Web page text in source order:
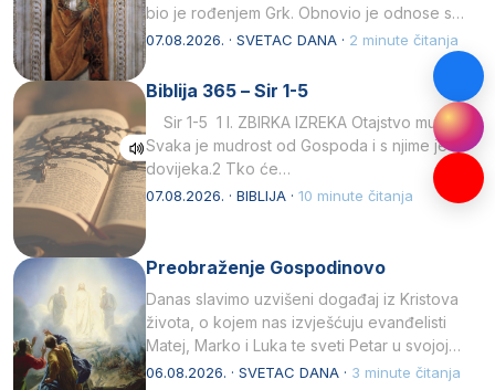
bio je rođenjem Grk. Obnovio je odnose s
afričkim…
07.08.2026. · SVETAC DANA · 2 minute čitanja
Biblija 365 – Sir 1-5
Sir 1-5 1 I. ZBIRKA IZREKA Otajstvo mudrosti
Svaka je mudrost od Gospoda i s njime je
dovijeka.2 Tko će…
07.08.2026. · BIBLIJA · 10 minute čitanja
Preobraženje Gospodinovo
Danas slavimo uzvišeni događaj iz Kristova
života, o kojem nas izvješćuju evanđelisti
Matej, Marko i Luka te sveti Petar u svojoj
drugoj…
06.08.2026. · SVETAC DANA · 3 minute čitanja